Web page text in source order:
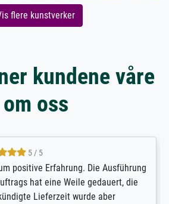
flere kunstverker
kundene våre
om oss
5 / 5
Erfahrung. Die Ausführung
hat eine Weile gedauert, die
Lieferzeit wurde aber